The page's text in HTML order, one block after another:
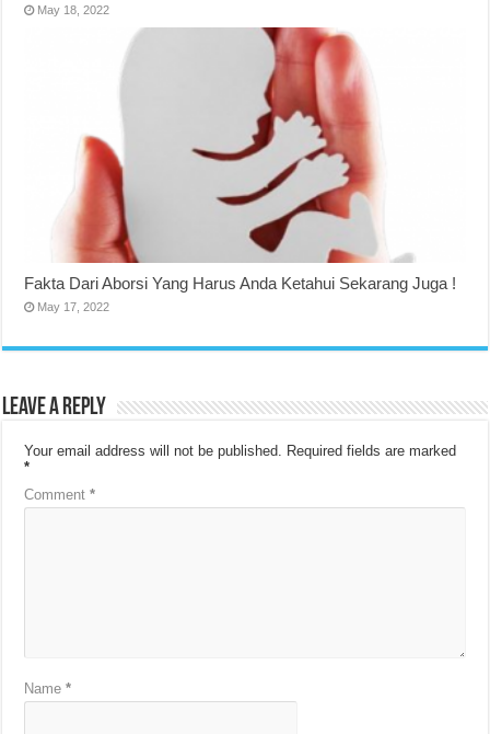
May 18, 2022
Fakta Dari Aborsi Yang Harus Anda Ketahui Sekarang Juga !
May 17, 2022
Leave a Reply
Your email address will not be published. Required fields are marked
*
Comment*
Name*